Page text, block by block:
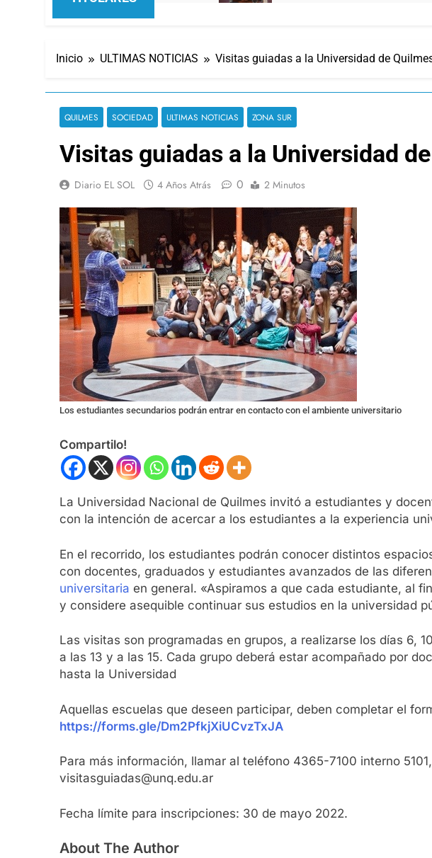
Inicio ULTIMAS NOTICIAS Visitas guiadas a la Universidad de
QUILMES SOCIEDAD ULTIMAS NOTICIAS ZONA SUR
Visitas guiadas a la Universidad
Diario EL SOL 4 Años Atrás 0 2 Minutos
Los estudiantes secundarios podrán entrar en contacto con el ambiente universitario
Compartilo!
La Universidad Nacional de Quilmes invitó a estudiantes y
con la intención de acercar a los estudiantes a la experiencia
En el recorrido, los estudiantes podrán conocer distintos
con docentes, graduados y estudiantes avanzados de las
universitaria en general. «Aspiramos a que cada estudiante, al
y considere asequible continuar sus estudios en la universidad
Las visitas son programadas en grupos, a realizarse los días 6,
a las 13 y a las 15. Cada grupo deberá estar acompañado por
hasta la Universidad
Aquellas escuelas que deseen participar, deben completar el
https://forms.gle/Dm2PfkjXiUCvzTxJA
Para más información, llamar al teléfono 4365-7100 interno
visitasguiadas@unq.edu.ar
Fecha límite para inscripciones: 30 de mayo 2022.
About The Author